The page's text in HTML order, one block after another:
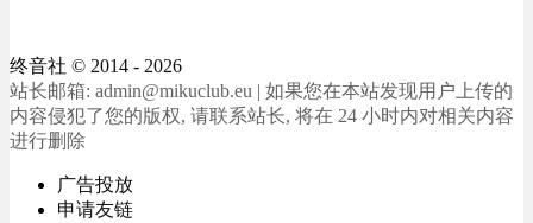
终音社 © 2014 - 2026
站长邮箱: admin@mikuclub.eu | 如果您在本站发现用户上传的
内容侵犯了您的版权, 请联系站长, 将在 24 小时内对相关内容
进行删除
广告投放
申请友链